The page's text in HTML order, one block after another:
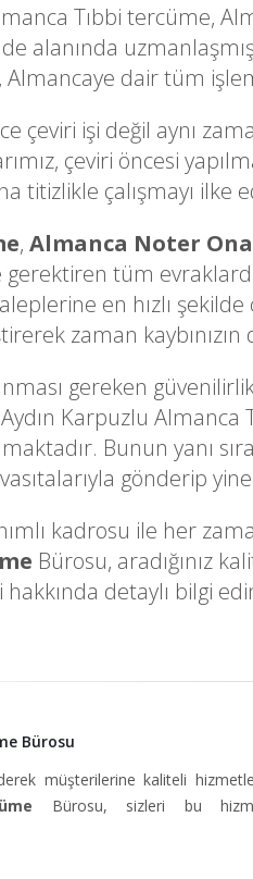
Tıbbi tercüme,
alanında
dair tüm
çeviri işi değil aynı
çeviri öncesi
titizlikle çalışmayı ilke
, Almanca Noter
gerektiren tüm
en hızlı
zaman
gereken
Karpuzlu
Bunun yanı
gönderip
kadrosu ile her
Bürosu, aradığınız
detaylı bilgi
Bürosu
müşterilerine kaliteli
Bürosu, sizleri bu